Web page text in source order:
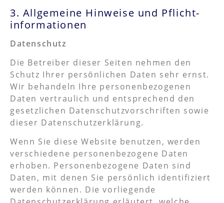
3. Allgemeine Hinweise und Pflicht­
informationen
Datenschutz
Die Betreiber dieser Seiten nehmen den
Schutz Ihrer persönlichen Daten sehr ernst.
Wir behandeln Ihre personenbezogenen
Daten vertraulich und entsprechend den
gesetzlichen Datenschutzvorschriften sowie
dieser Datenschutzerklärung.
Wenn Sie diese Website benutzen, werden
verschiedene personenbezogene Daten
erhoben. Personenbezogene Daten sind
Daten, mit denen Sie persönlich identifiziert
werden können. Die vorliegende